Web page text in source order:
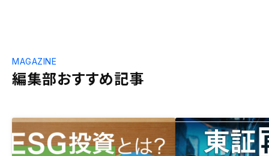
編集部おすすめ記事
MAGAZINE